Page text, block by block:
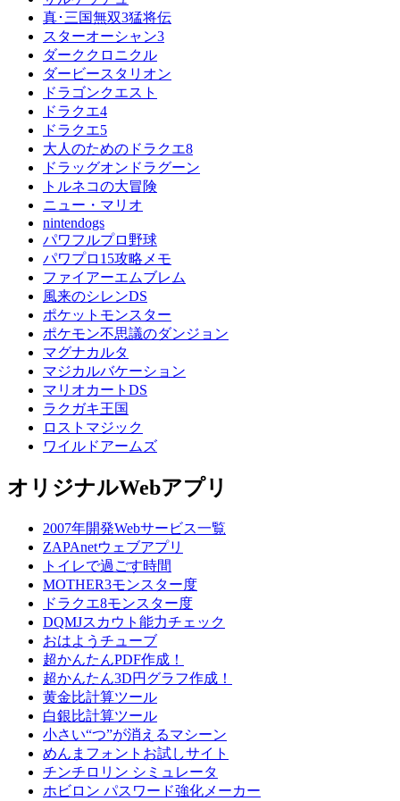
真･三国無双3猛将伝
スターオーシャン3
ダーククロニクル
ダービースタリオン
ドラゴンクエスト
ドラクエ4
ドラクエ5
大人のためのドラクエ8
ドラッグオンドラグーン
トルネコの大冒険
ニュー・マリオ
nintendogs
パワフルプロ野球
パワプロ15攻略メモ
ファイアーエムブレム
風来のシレンDS
ポケットモンスター
ポケモン不思議のダンジョン
マグナカルタ
マジカルバケーション
マリオカートDS
ラクガキ王国
ロストマジック
ワイルドアームズ
オリジナルWebアプリ
2007年開発Webサービス一覧
ZAPAnetウェブアプリ
トイレで過ごす時間
MOTHER3モンスター度
ドラクエ8モンスター度
DQMJスカウト能力チェック
おはようチューブ
超かんたんPDF作成！
超かんたん3D円グラフ作成！
黄金比計算ツール
白銀比計算ツール
小さい“つ”が消えるマシーン
めんまフォントお試しサイト
チンチロリン シミュレータ
ホビロン パスワード強化メーカー